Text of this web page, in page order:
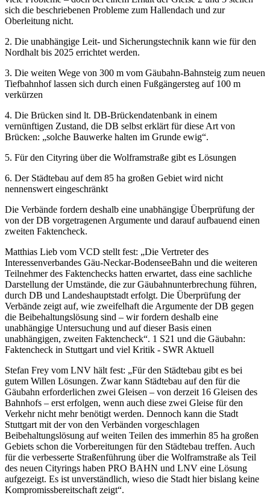
sich die beschriebenen Probleme zum Hallendach und zur
Oberleitung nicht.
2. Die unabhängige Leit- und Sicherungstechnik kann wie für den
Nordhalt bis 2025 errichtet werden.
3. Die weiten Wege von 300 m vom Gäubahn-Bahnsteig zum neuen
Tiefbahnhof lassen sich durch einen Fußgängersteg auf 100 m
verkürzen
4. Die Brücken sind lt. DB-Brückendatenbank in einem
vernünftigen Zustand, die DB selbst erklärt für diese Art von
Brücken: „solche Bauwerke halten im Grunde ewig“.
5. Für den Cityring über die Wolframstraße gibt es Lösungen
6. Der Städtebau auf dem 85 ha großen Gebiet wird nicht
nennenswert eingeschränkt
Die Verbände fordern deshalb eine unabhängige Überprüfung der
von der DB vorgetragenen Argumente und darauf aufbauend einen
zweiten Faktencheck.
Matthias Lieb vom VCD stellt fest: „Die Vertreter des
Interessenverbandes Gäu-Neckar-BodenseeBahn und die weiteren
Teilnehmer des Faktenchecks hatten erwartet, dass eine sachliche
Darstellung der Umstände, die zur Gäubahnunterbrechung führen,
durch DB und Landeshauptstadt erfolgt. Die Überprüfung der
Verbände zeigt auf, wie zweifelhaft die Argumente der DB gegen
die Beibehaltungslösung sind – wir fordern deshalb eine
unabhängige Untersuchung und auf dieser Basis einen
unabhängigen, zweiten Faktencheck“. 1 S21 und die Gäubahn:
Faktencheck in Stuttgart und viel Kritik - SWR Aktuell
Stefan Frey vom LNV hält fest: „Für den Städtebau gibt es bei
gutem Willen Lösungen. Zwar kann Städtebau auf den für die
Gäubahn erforderlichen zwei Gleisen – von derzeit 16 Gleisen des
Bahnhofs – erst erfolgen, wenn auch diese zwei Gleise für den
Verkehr nicht mehr benötigt werden. Dennoch kann die Stadt
Stuttgart mit der von den Verbänden vorgeschlagen
Beibehaltungslösung auf weiten Teilen des immerhin 85 ha großen
Gebiets schon die Vorbereitungen für den Städtebau treffen. Auch
für die verbesserte Straßenführung über die Wolframstraße als Teil
des neuen Cityrings haben PRO BAHN und LNV eine Lösung
aufgezeigt. Es ist unverständlich, wieso die Stadt hier bislang keine
Kompromissbereitschaft zeigt“.